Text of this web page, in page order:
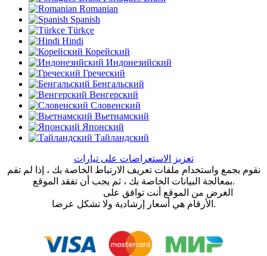
Romanian
Spanish
Türkçe
Hindi
Корейский
Индонезийский
Греческий
Бенгальский
Венгерский
Словенский
Вьетнамский
Японский
Тайландский
تعزيز الاستعراضات على تيارات
نقوم بجمع واستخدام ملفات تعريف الارتباط الخاصة بك ، إذا لم تقم
بمعالجة البيانات الخاصة بك ، ثم يجب أن تفقد الموقع.
الغرض من الموقع أنت توافق على
الأرقام هي أسعار إرشادية ولا تشكل عرضا.